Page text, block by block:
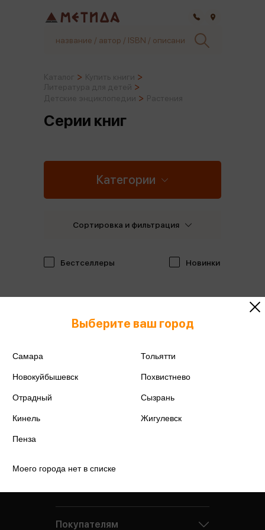
Серии книг
Категории
Бестселлеры Новинки
Сортировка и фильтрация
Выберите ваш город
Самара Тольятти
Новокуйбышевск Похвистнево
Отрадный Сызрань
Кинель Жигулевск
Пенза
Моего города нет в списке
Покупателям